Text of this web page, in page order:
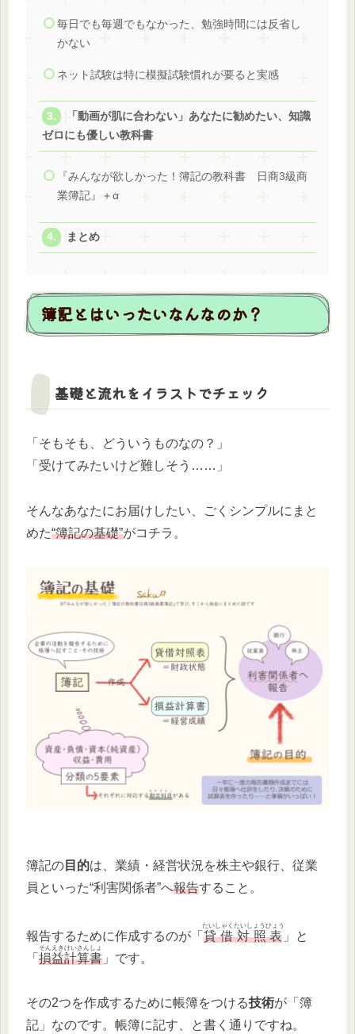
毎日でも毎週でもなかった、勉強時間には反省し
かない
ネット試験は特に模擬試験慣れが要ると実感
「動画が肌に合わない」あなたに勧めたい、知識
ゼロにも優しい教科書
『みんなが欲しかった！簿記の教科書 日商3級商
業簿記』＋α
まとめ
簿記とはいったいなんなのか？
基礎と流れをイラストでチェック
「そもそも、どういうものなの？」
「受けてみたいけど難しそう……」
そんなあなたにお届けしたい、ごくシンプルにまと
めた“簿記の基礎”がコチラ。
簿記の 目的は、業績・経営状況を株主や銀行、従業
員といった“利害関係者”へ報告すること。
報告するために作成するのが「 貸借対照表
たいしゃくたいしょうひょう
」と
「 損益計算書
そんえきけいさんしょ
」です。
その2つを作成するために帳簿をつける技術が「簿
記」なのです。帳簿に記す、と書く通りですね。